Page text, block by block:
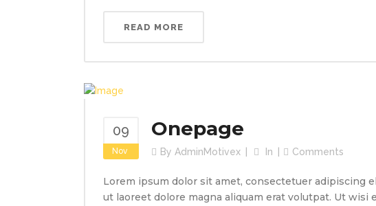
READ MORE
09
Nov
Onepage
By AdminMotivex In Comments
Lorem ipsum dolor sit amet, consectetuer adipiscing
ut laoreet dolore magna aliquam erat volutpat. Ut